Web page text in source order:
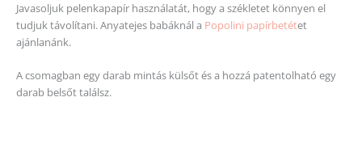
Javasoljuk pelenkapapír használatát, hogy a székletet könnyen el
tudjuk távolítani. Anyatejes babáknál a Popolini papírbetétet
ajánlanánk.
A csomagban egy darab mintás külsőt és a hozzá patentolható egy
darab belsőt találsz.